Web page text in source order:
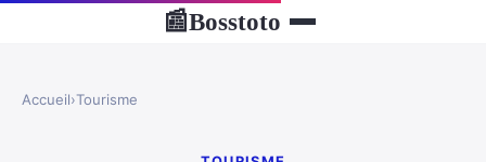
📰Bosstoto
Accueil›Tourisme